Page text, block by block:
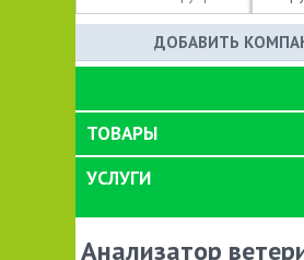
ДОБАВИТЬ
ТОВАРЫ
УСЛУГИ
Анализатор